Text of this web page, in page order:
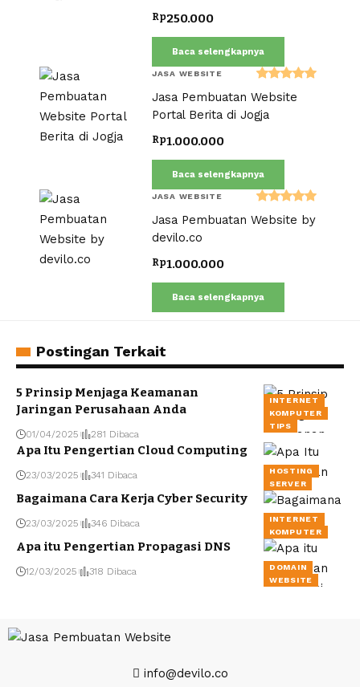
Rp250.000
Baca selengkapnya
JASA WEBSITE
Dinilai
5.00dari 5
Jasa Pembuatan Website
Portal Berita di Jogja
Rp1.000.000
Baca selengkapnya
JASA WEBSITE
Dinilai
5.00dari 5
Jasa Pembuatan Website by
devilo.co
Rp1.000.000
Baca selengkapnya
Postingan Terkait
INTERNET
KOMPUTER
TIPS
5 Prinsip Menjaga Keamanan
Jaringan Perusahaan Anda
01/04/2025 281 Dibaca
HOSTING
SERVER
Apa Itu Pengertian Cloud Computing
23/03/2025 341 Dibaca
INTERNET
KOMPUTER
Bagaimana Cara Kerja Cyber Security
23/03/2025 346 Dibaca
DOMAIN
WEBSITE
Apa itu Pengertian Propagasi DNS
12/03/2025 318 Dibaca
info@devilo.co